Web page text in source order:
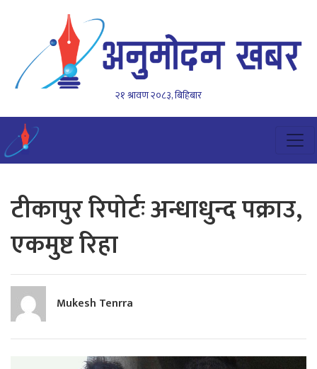
२१ श्रावण २०८३, बिहिबार
टीकापुर रिपोर्टः अन्धाधुन्द पक्राउ,
एकमुष्ट रिहा
Mukesh Tenrra